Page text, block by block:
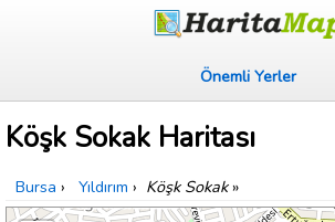
Önemli Yerler
Köşk Sokak Haritası
Bursa › Yıldırım › Köşk Sokak»